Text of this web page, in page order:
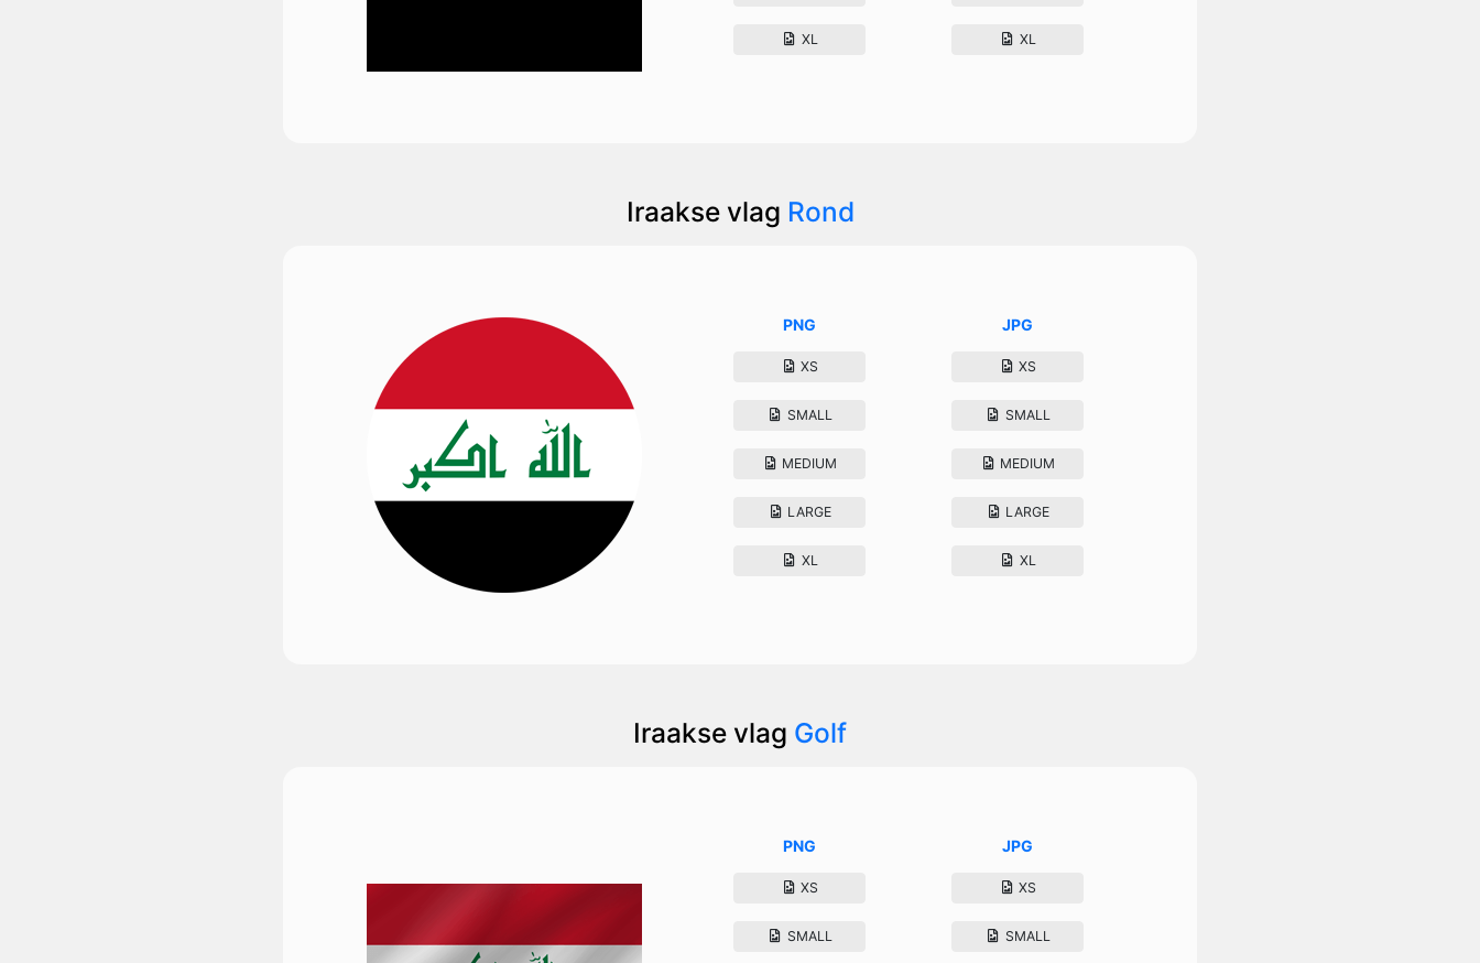
XL XL
Iraakse vlag Rond
PNG
XS
SMALL
MEDIUM
LARGE
XL
JPG
XS
SMALL
MEDIUM
LARGE
XL
Iraakse vlag Golf
PNG
XS
SMALL
JPG
XS
SMALL